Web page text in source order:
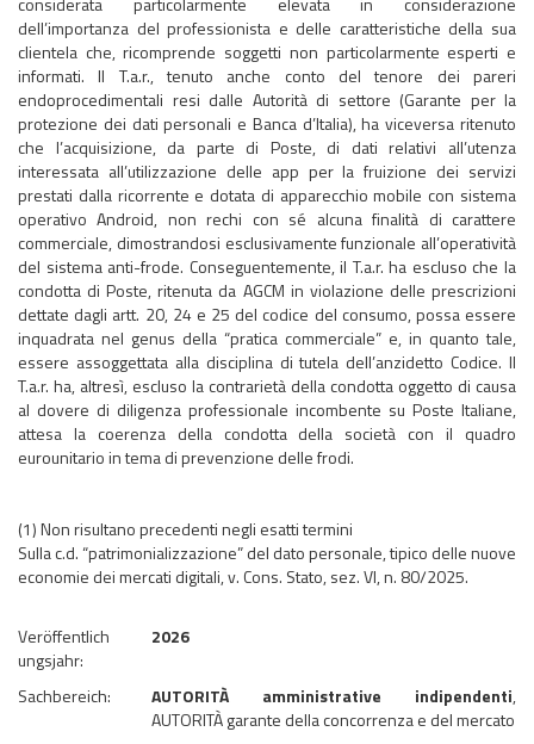
dell’importanza del professionista e delle caratteristiche della sua
clientela che, ricomprende soggetti non particolarmente esperti e
informati. Il T.a.r., tenuto anche conto del tenore dei pareri
endoprocedimentali resi dalle Autorità di settore (Garante per la
protezione dei dati personali e Banca d’Italia), ha viceversa ritenuto
che l’acquisizione, da parte di Poste, di dati relativi all’utenza
interessata all’utilizzazione delle app per la fruizione dei servizi
prestati dalla ricorrente e dotata di apparecchio mobile con sistema
operativo Android, non rechi con sé alcuna finalità di carattere
commerciale, dimostrandosi esclusivamente funzionale all’operatività
del sistema anti-frode. Conseguentemente, il T.a.r. ha escluso che la
condotta di Poste, ritenuta da AGCM in violazione delle prescrizioni
dettate dagli artt. 20, 24 e 25 del codice del consumo, possa essere
inquadrata nel genus della “pratica commerciale” e, in quanto tale,
essere assoggettata alla disciplina di tutela dell’anzidetto Codice. Il
T.a.r. ha, altresì, escluso la contrarietà della condotta oggetto di causa
al dovere di diligenza professionale incombente su Poste Italiane,
attesa la coerenza della condotta della società con il quadro
eurounitario in tema di prevenzione delle frodi.
(1) Non risultano precedenti negli esatti termini
Sulla c.d. “patrimonializzazione” del dato personale, tipico delle nuove
economie dei mercati digitali, v. Cons. Stato, sez. VI, n. 80/2025.
Veröffentlich
ungsjahr:
2026
Sachbereich: AUTORITÀ amministrative indipendenti,
AUTORITÀ garante della concorrenza e del mercato